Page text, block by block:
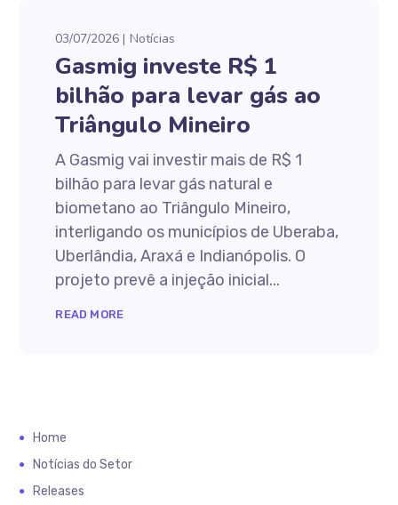
03/07/2026 Notícias
Gasmig investe R$ 1
bilhão para levar gás ao
Triângulo Mineiro
A Gasmig vai investir mais de R$ 1
bilhão para levar gás natural e
biometano ao Triângulo Mineiro,
interligando os municípios de Uberaba,
Uberlândia, Araxá e Indianópolis. O
projeto prevê a injeção inicial...
READ MORE
Home
Notícias do Setor
Releases